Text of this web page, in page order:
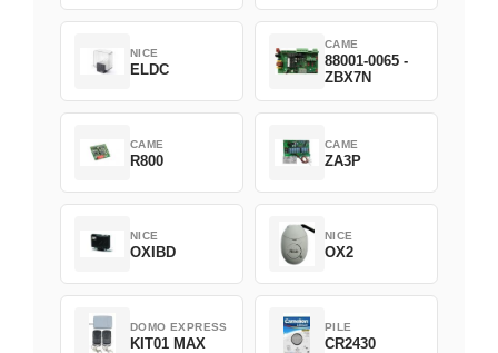
NICE
ELDC
CAME
88001-0065 -
ZBX7N
CAME
R800
CAME
ZA3P
NICE
OXIBD
NICE
OX2
DOMO EXPRESS
KIT01 MAX
PILE
CR2430